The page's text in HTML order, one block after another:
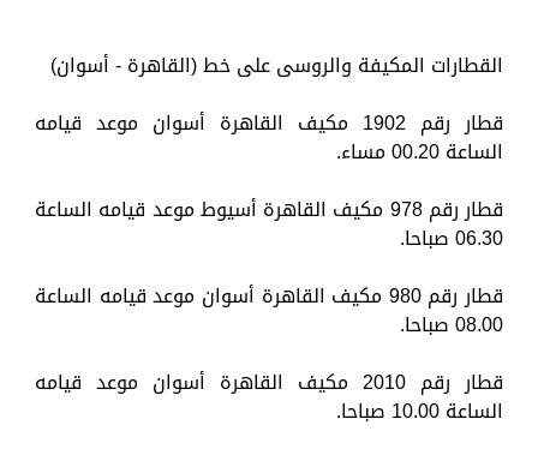
القطارات المكيفة والروسى على خط (القاهرة - أسوان)
قطار رقم 1902 مكيف القاهرة أسوان موعد قيامه
الساعة 00.20 مساء.
قطار رقم 978 مكيف القاهرة أسيوط موعد قيامه الساعة
06.30 صباحا.
قطار رقم 980 مكيف القاهرة أسوان موعد قيامه الساعة
08.00 صباحا.
قطار رقم 2010 مكيف القاهرة أسوان موعد قيامه
الساعة 10.00 صباحا.